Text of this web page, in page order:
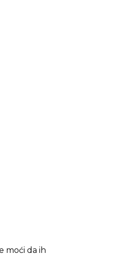
moći da ih